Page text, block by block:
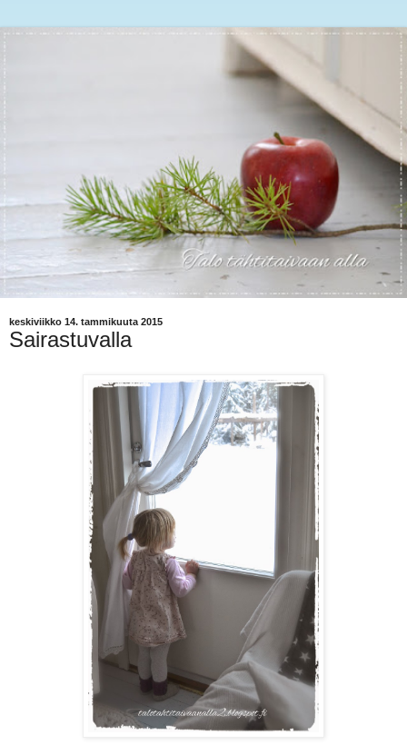
keskiviikko 14. tammikuuta 2015
Sairastuvalla